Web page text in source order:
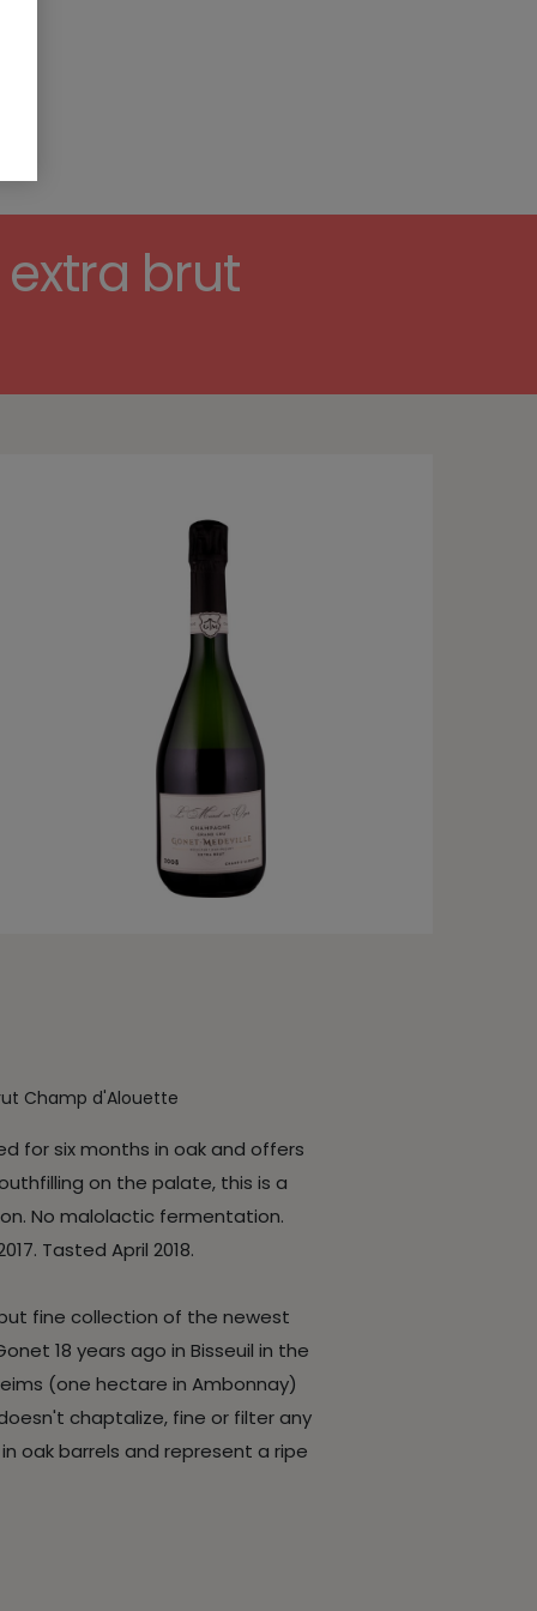
brut
Champ d'Alouette
for six months in oak and offers
on the palate, this is a
No malolactic fermentation.
Tasted April 2018.
fine collection of the newest
18 years ago in Bisseuil in the
(one hectare in Ambonnay)
chaptalize, fine or filter any
oak barrels and represent a ripe